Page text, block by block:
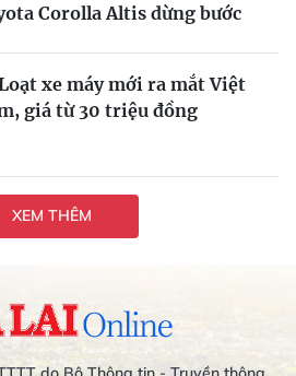
Corolla Altis dừng bước
xe máy mới ra mắt Việt
giá từ 30 triệu đồng
XEM THÊM